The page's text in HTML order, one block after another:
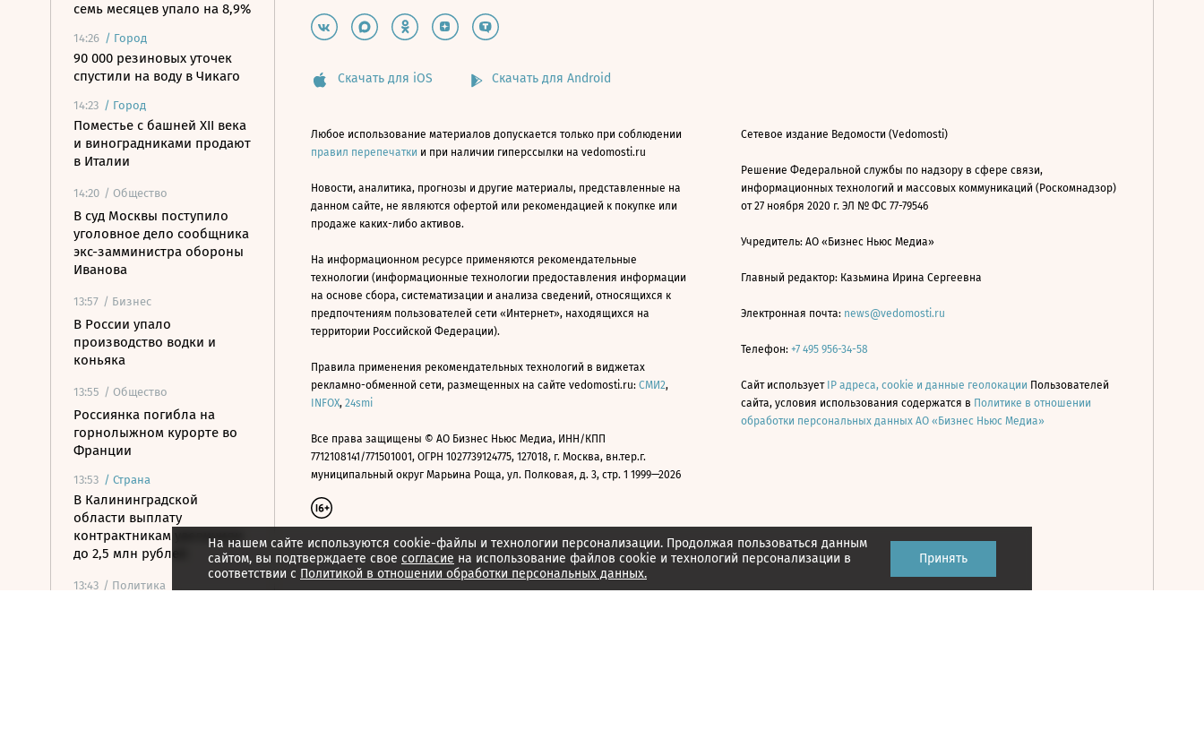
семь месяцев упало на 8,9%
14:26 / Город
90 000 резиновых уточек
спустили на воду в Чикаго
14:23 / Город
Поместье с башней XII века
и виноградниками продают
в Италии
14:20 / Общество
В суд Москвы поступило
уголовное дело сообщника
экс-замминистра обороны
Иванова
13:57 / Бизнес
В России упало
производство водки и
коньяка
13:55 / Общество
Россиянка погибла на
горнолыжном курорте во
Франции
13:53 / Страна
В Калининградской
области выплату
контрактникам увеличили
до 2,5 млн рублей
13:43 / Политика
На нашем сайте используются cookie-файлы и технологии персонализации. Продолжая пользоваться данным
сайтом, вы подтверждаете свое согласие на использование файлов cookie и технологий персонализации в
соответствии с Политикой в отношении обработки персональных данных.
Принять
Скачать для iOS Скачать для Android
Любое использование материалов допускается только при соблюдении
правил перепечатки и при наличии гиперссылки на vedomosti.ru
Новости, аналитика, прогнозы и другие материалы, представленные на
данном сайте, не являются офертой или рекомендацией к покупке или
продаже каких-либо активов.
На информационном ресурсе применяются рекомендательные
технологии (информационные технологии предоставления информации
на основе сбора, систематизации и анализа сведений, относящихся к
предпочтениям пользователей сети «Интернет», находящихся на
территории Российской Федерации).
Правила применения рекомендательных технологий в виджетах
рекламно-обменной сети, размещенных на сайте vedomosti.ru: СМИ2,
INFOX, 24smi
Все права защищены © АО Бизнес Ньюс Медиа, ИНН/КПП
7712108141/771501001, ОГРН 1027739124775, 127018, г. Москва, вн.тер.г.
муниципальный округ Марьина Роща, ул. Полковая, д. 3, стр. 1 1999—2026
Сетевое издание Ведомости (Vedomosti)
Решение Федеральной службы по надзору в сфере связи,
информационных технологий и массовых коммуникаций (Роскомнадзор)
от 27 ноября 2020 г. ЭЛ № ФС 77-79546
Учредитель: АО «Бизнес Ньюс Медиа»
Главный редактор: Казьмина Ирина Сергеевна
Электронная почта: news@vedomosti.ru
Телефон: +7 495 956-34-58
Сайт использует IP адреса, cookie и данные геолокации Пользователей
сайта, условия использования содержатся в Политике в отношении
обработки персональных данных АО «Бизнес Ньюс Медиа»